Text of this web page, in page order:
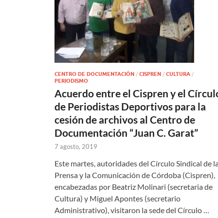
CENTRO DE DOCUMENTACIÓN / CISPREN / CULTURA /
PERIODISMO
Acuerdo entre el Cispren y el
de Periodistas Deportivos para la
cesión de archivos al Centro de
Documentación “Juan C. Garat”
7 agosto, 2019
Este martes, autoridades del Círculo Sindical de
Prensa y la Comunicación de Córdoba (Cispren),
encabezadas por Beatriz Molinari (secretaria de
Cultura) y Miguel Apontes (secretario
Administrativo), visitaron la sede del Círculo …